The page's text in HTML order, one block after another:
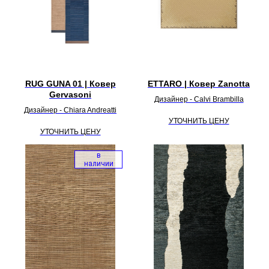
RUG GUNA 01 | Ковер
Gervasoni
Дизайнер - Chiara Andreatti
УТОЧНИТЬ ЦЕНУ
ETTARO | Ковер Zanotta
Дизайнер - Calvi Brambilla
УТОЧНИТЬ ЦЕНУ
в
наличии